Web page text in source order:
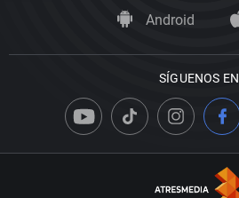
Android
SÍGUENOS EN